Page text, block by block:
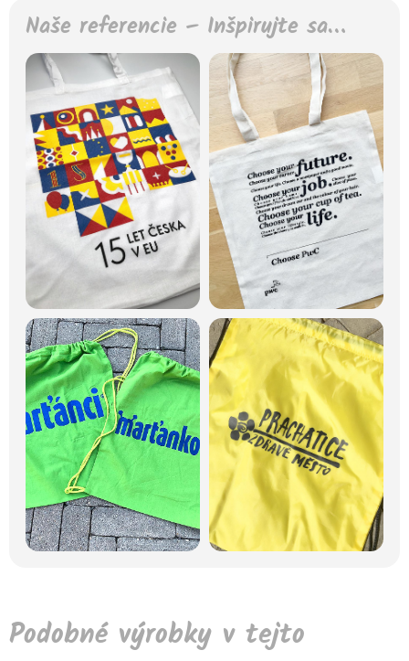
Naše referencie – Inšpirujte sa…
Podobné výrobky v tejto